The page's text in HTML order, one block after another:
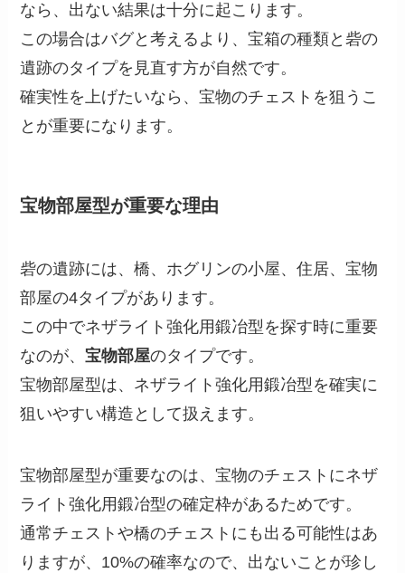
なら、出ない結果は十分に起こります。
この場合はバグと考えるより、宝箱の種類と砦の
遺跡のタイプを見直す方が自然です。
確実性を上げたいなら、宝物のチェストを狙うこ
とが重要になります。
宝物部屋型が重要な理由
砦の遺跡には、橋、ホグリンの小屋、住居、宝物
部屋の4タイプがあります。
この中でネザライト強化用鍛冶型を探す時に重要
なのが、 宝物部屋のタイプです。
宝物部屋型は、ネザライト強化用鍛冶型を確実に
狙いやすい構造として扱えます。
宝物部屋型が重要なのは、宝物のチェストにネザ
ライト強化用鍛冶型の確定枠があるためです。
通常チェストや橋のチェストにも出る可能性はあ
りますが、10%の確率なので、出ないことが珍し